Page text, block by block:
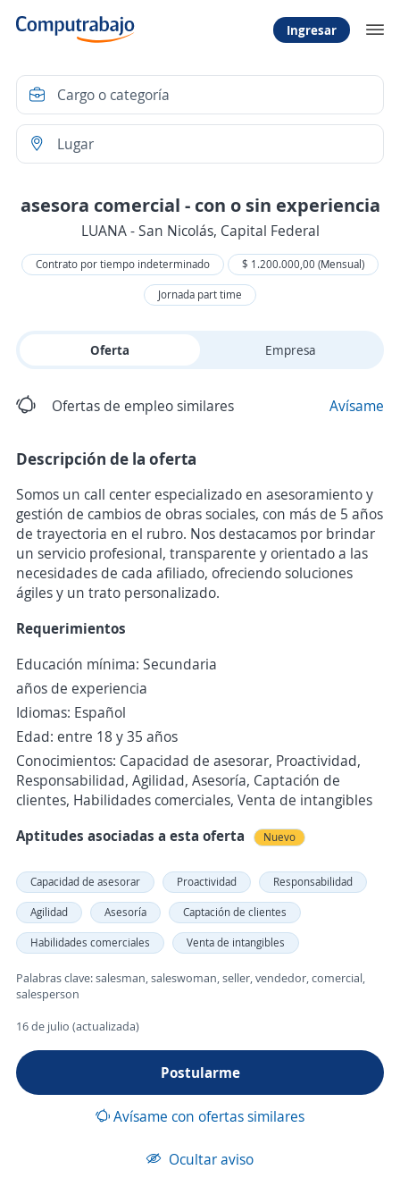
Ingresar
asesora comercial - con o sin experiencia
LUANA - San Nicolás, Capital Federal
Contrato por tiempo indeterminado
$ 1.200.000,00 (Mensual)
Jornada part time
Oferta Empresa
Ofertas de empleo similares Avísame
Descripción de la oferta
Somos un call center especializado en asesoramiento y
gestión de cambios de obras sociales, con más de 5 años
de trayectoria en el rubro. Nos destacamos por brindar
un servicio profesional, transparente y orientado a las
necesidades de cada afiliado, ofreciendo soluciones
ágiles y un trato personalizado.
Requerimientos
Educación mínima: Secundaria
años de experiencia
Idiomas: Español
Edad: entre 18 y 35 años
Conocimientos: Capacidad de asesorar, Proactividad,
Responsabilidad, Agilidad, Asesoría, Captación de
clientes, Habilidades comerciales, Venta de intangibles
Aptitudes asociadas a esta oferta
Nuevo
Capacidad de asesorar Proactividad
Responsabilidad
Agilidad
Asesoría
Captación de clientes
Habilidades comerciales
Venta de intangibles
Palabras clave: salesman, saleswoman, seller, vendedor, comercial,
salesperson
16 de julio (actualizada)
Postularme
Avísame con ofertas similares
Ocultar aviso